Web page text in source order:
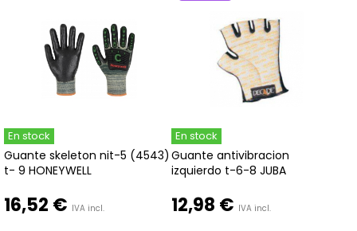
En stock
Guante skeleton nit-5 (4543)
t- 9 HONEYWELL
16,52 € IVA incl.
En stock
Guante antivibracion
izquierdo t-6-8 JUBA
12,98 € IVA incl.